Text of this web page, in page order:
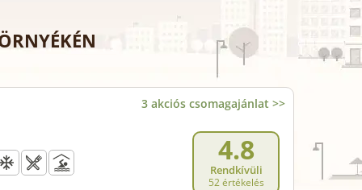
3 akciós csomagajánlat >>
4.8
Rendkívüli
52 értékelés